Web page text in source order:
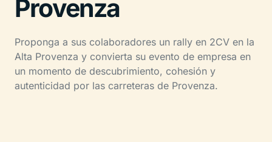
Provenza
Proponga a sus colaboradores un rally en 2CV en la
Alta Provenza y convierta su evento de empresa en
un momento de descubrimiento, cohesión y
autenticidad por las carreteras de Provenza.